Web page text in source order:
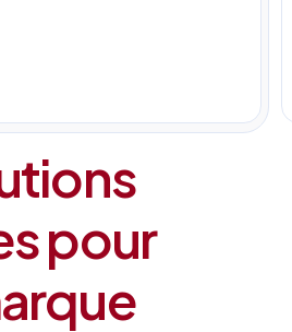
pour